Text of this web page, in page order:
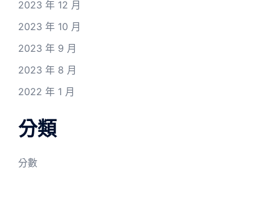
2023 年 12 月
2023 年 10 月
2023 年 9 月
2023 年 8 月
2022 年 1 月
分類
分數